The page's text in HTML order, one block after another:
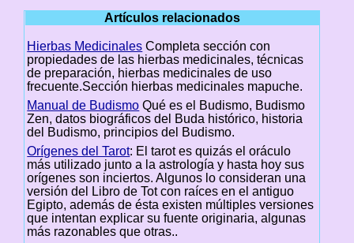
Artículos relacionados
Hierbas Medicinales Completa sección con
propiedades de las hierbas medicinales, técnicas
de preparación, hierbas medicinales de uso
frecuente.Sección hierbas medicinales mapuche.
Manual de Budismo Qué es el Budismo, Budismo
Zen, datos biográficos del Buda histórico, historia
del Budismo, principios del Budismo.
Orígenes del Tarot: El tarot es quizás el oráculo
más utilizado junto a la astrología y hasta hoy sus
orígenes son inciertos. Algunos lo consideran una
versión del Libro de Tot con raíces en el antiguo
Egipto, además de ésta existen múltiples versiones
que intentan explicar su fuente originaria, algunas
más razonables que otras..